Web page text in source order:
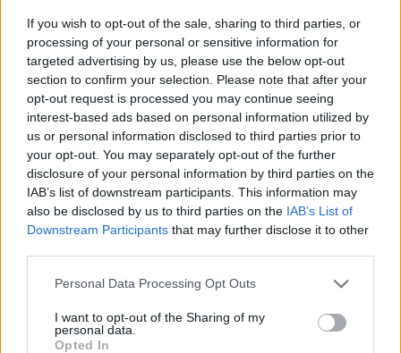
If you wish to opt-out of the sale, sharing to third parties, or
processing of your personal or sensitive information for
targeted advertising by us, please use the below opt-out
section to confirm your selection. Please note that after your
opt-out request is processed you may continue seeing
interest-based ads based on personal information utilized by
us or personal information disclosed to third parties prior to
your opt-out. You may separately opt-out of the further
disclosure of your personal information by third parties on the
IAB’s list of downstream participants. This information may
also be disclosed by us to third parties on the IAB’s List of
Downstream Participants that may further disclose it to other
Personal Data Processing Opt Outs
I want to opt-out of the Sharing of my
personal data.
Opted In
24 de ore
20.26 Lupta politicii românești cu prezentul
18.47 Cărbune și picioare-n gard
18.09
Coaliția antieuropeană PSD–AUR se bucură:
fluviul Dunărea se trece cu piciorul!
17.32 Vă veți blestema zilele, pesedeilor!